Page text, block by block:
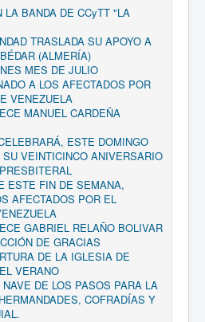
LA BANDA DE CCyTT "LA
TRASLADA SU APOYO A
(ALMERÍA)
MES DE JULIO
A LOS AFECTADOS POR
VENEZUELA
MANUEL CARDEÑA
ESTE DOMINGO
VEINTICINCO ANIVERSARIO
ESTE FIN DE SEMANA,
AFECTADOS POR EL
GABRIEL RELAÑO BOLIVAR
DE GRACIAS
DE LA IGLESIA DE
VERANO
DE LOS PASOS PARA LA
COFRADÍAS Y